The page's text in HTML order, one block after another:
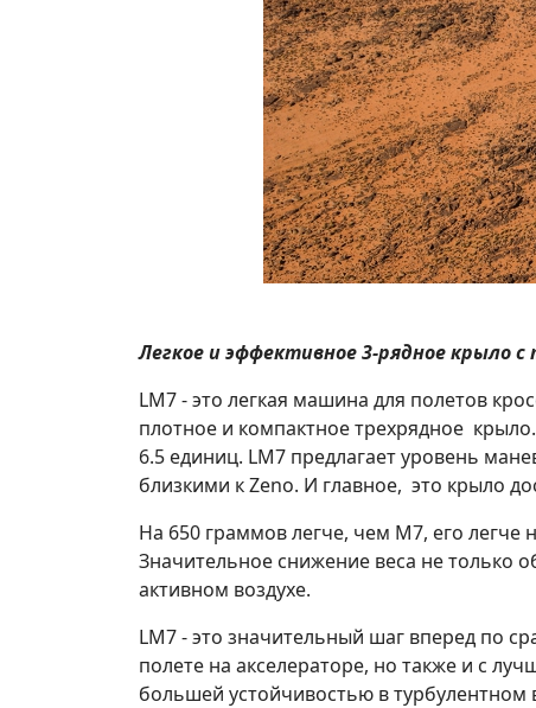
Легкое и эффективное 3-рядное крыло с
LM7 - это легкая машина для полетов
плотное и компактное трехрядное
6.5 единиц. LM7 предлагает уровень
близкими к Zeno. И главное, это крыло
На 650 граммов легче, чем M7, его легче
Значительное снижение веса не только
активном воздухе.
LM7 - это значительный шаг вперед по
полете на акселераторе, но также и с
большей устойчивостью в